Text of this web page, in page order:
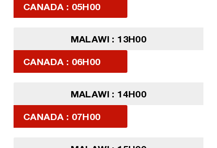
CANADA : 05H00
MALAWI : 13H00
CANADA : 06H00
MALAWI : 14H00
CANADA : 07H00